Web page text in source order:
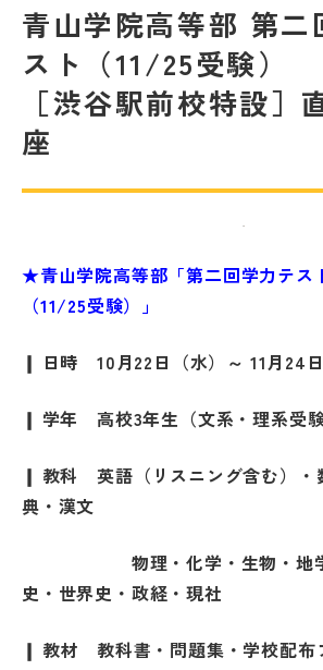
対策講座・特別コース
受講までの流れ
無料受験セミナ
ー
会社概要プライバシーポリシー
カスタマーハラスメントに対する基
名門会 公式SNS
資料請求・お問い合
青山学院高等部 第二
スト（11/25受験）
［渋谷駅前校特設］
座
★青山学院高等部「第二回学力テス
（11/25受験）」
❙ 日時 10月22日（水）～ 11月24
❙ 学年 高校3年生（文系・理系受験
❙ 教科 英語（リスニング含む）・
典・漢文
物理・化学・生物・地学
史・世界史・政経・現社
❙ 教材 教科書・問題集・学校配布